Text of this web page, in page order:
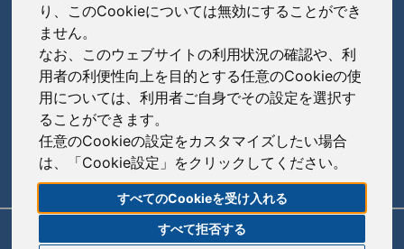
り、このCookieについては無効にすることができ
ません。
なお、このウェブサイトの利用状況の確認や、利
用者の利便性向上を目的とする任意のCookieの使
用については、利用者ご自身でその設定を選択す
ることができます。
任意のCookieの設定をカスタマイズしたい場合
は、「Cookie設定」をクリックしてください。
すべてのCookieを受け入れる
すべて拒否する
あゆみ製薬株式会社
岩城製薬株式会社
大蔵製薬株式会社
キョーリンリメディオ株式会社
共和薬品工業株式会社
コーアイセイ株式会社
寿製薬株式会社
会員会社（た〜は）
大興製薬株式会社
ダイト株式会社
高田製薬株式会社
辰巳化学株式会社
鶴原製薬株式会社
会員会社 （ま〜わ）
陽進堂ホールディングス株式会社
ロートニッテン株式会社
賛助会員会社
朝日印刷株式会社
旭化成株式会社
サイトポリシー